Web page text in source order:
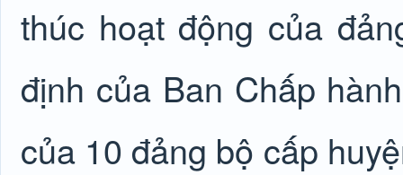
thúc hoạt động của
định của Ban Chấp
của 10 đảng bộ cấp